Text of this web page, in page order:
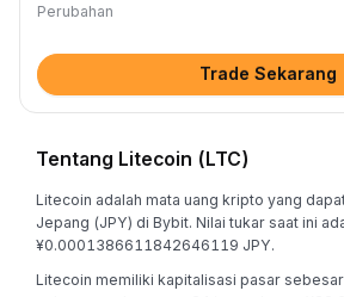
Perubahan
Trade Sekarang
Tentang Litecoin (LTC)
Litecoin adalah mata uang kripto yang
Jepang (JPY) di Bybit. Nilai tukar saat ini
¥0.0001386611842646119 JPY.
Litecoin memiliki kapitalisasi pasar